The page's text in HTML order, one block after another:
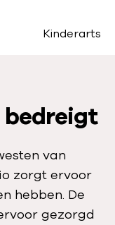
Kinderarts
bedreigt
van
zorgt ervoor
hebben. De
gezorgd